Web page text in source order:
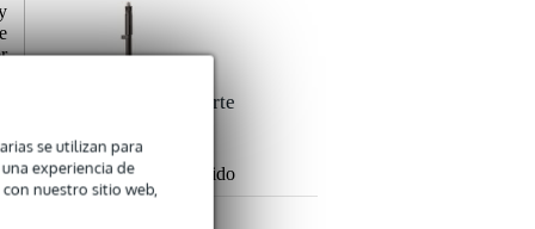
se utilizan para
experiencia de
nuestro sitio web,
RØDE DS1 soporte
micrófono
28,00 €
Añadir al pedido